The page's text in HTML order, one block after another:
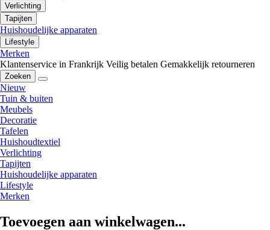
Verlichting
Tapijten
Huishoudelijke apparaten
Lifestyle
Merken
Klantenservice in Frankrijk Veilig betalen Gemakkelijk retourneren
Zoeken
Nieuw
Tuin & buiten
Meubels
Decoratie
Tafelen
Huishoudtextiel
Verlichting
Tapijten
Huishoudelijke apparaten
Lifestyle
Merken
Toevoegen aan winkelwagen...